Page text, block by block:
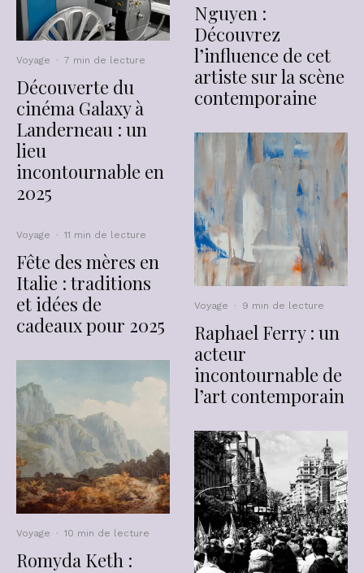
Voyage · 7 min de lecture
Découverte du
cinéma Galaxy à
Landerneau : un
lieu
incontournable en
2025
Voyage · 11 min de lecture
Fête des mères en
Italie : traditions
et idées de
cadeaux pour 2025
Voyage · 10 min de lecture
Romyda Keth :
Nguyen :
Découvrez
l’influence de cet
artiste sur la scène
contemporaine
Voyage · 9 min de lecture
Raphael Ferry : un
acteur
incontournable de
l’art contemporain